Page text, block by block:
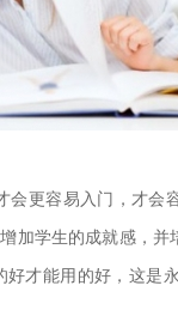
更容易入门，才会
加学生的成就感，
才能用的好，这是